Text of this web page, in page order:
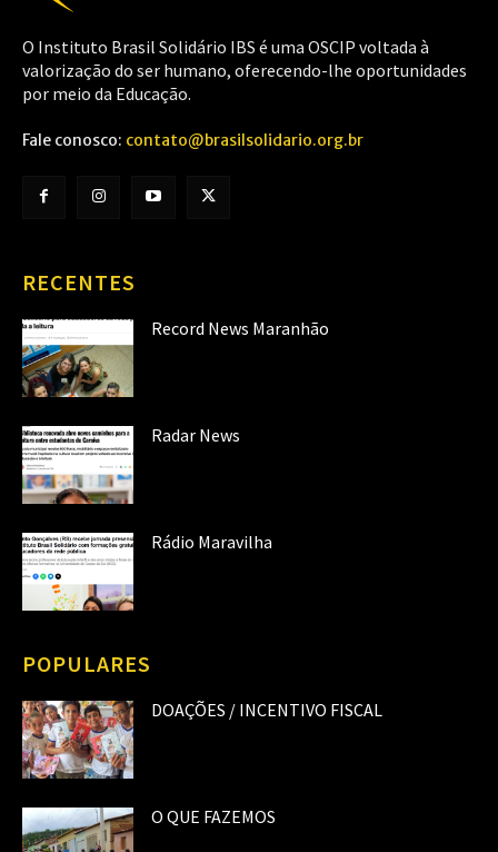
O Instituto Brasil Solidário IBS é uma OSCIP voltada à
valorização do ser humano, oferecendo-lhe oportunidades
por meio da Educação.
Fale conosco: contato@brasilsolidario.org.br
RECENTES
Record News Maranhão
Radar News
Rádio Maravilha
POPULARES
DOAÇÕES / INCENTIVO FISCAL
O QUE FAZEMOS